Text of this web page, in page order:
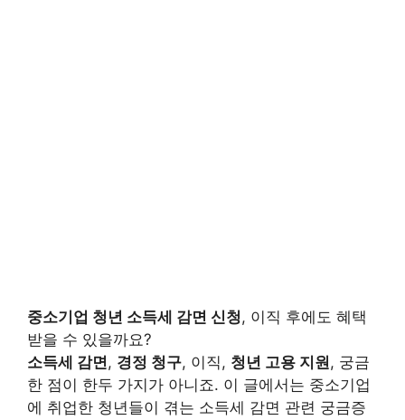
중소기업 청년 소득세 감면 신청, 이직 후에도 혜택
받을 수 있을까요?
소득세 감면, 경정 청구, 이직, 청년 고용 지원, 궁금
한 점이 한두 가지가 아니죠. 이 글에서는 중소기업
에 취업한 청년들이 겪는 소득세 감면 관련 궁금증